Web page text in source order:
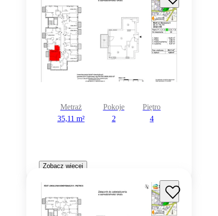
Metraż
35,11 m²
Pokoje
2
Piętro
4
Zobacz więcej